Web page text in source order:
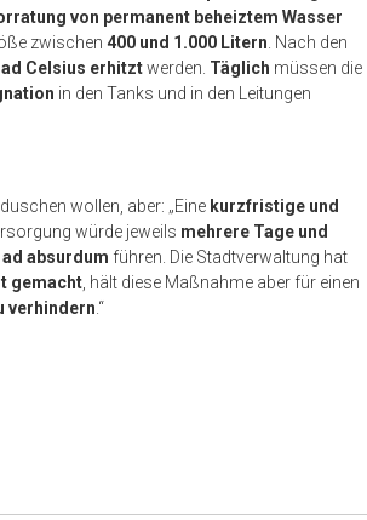
von permanent beheiztem Wasser
zwischen 400 und 1.000 Litern . Nach den
Celsius erhitztwerden. Täglich müssen die
in den Tanks und in den Leitungen
wollen, aber: „Eine kurzfristige und
würde jeweils mehrere Tage und
absurdum führen. Die Stadtverwaltung hat
gemacht , hält diese Maßnahme aber für einen
verhindern .“